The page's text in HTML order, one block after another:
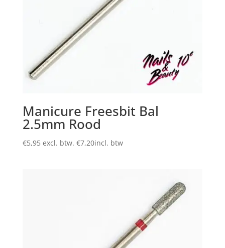
Manicure Freesbit Bal
2.5mm Rood
€5,95 excl. btw. €7,20incl. btw